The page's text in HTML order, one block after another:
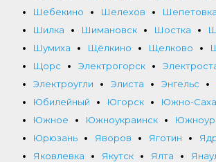
Шебекино
Шелехов Шепетовка
Шилка
Шимановск Шостка
Шумиха
Щёлкино Щелково
Щорс
Электрогорск
Электроугли
Элиста Энгельс
Юбилейный
Югорск
Южно-
Южное
Южноукраинск
Юрюзань
Яворов Яготин
Яковлевка
Якутск Ялта